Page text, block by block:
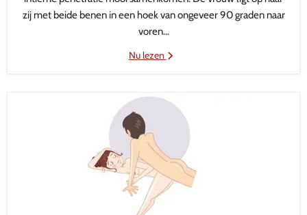
zij met beide benen in een hoek van ongeveer 90 graden naar
voren...
Nu lezen